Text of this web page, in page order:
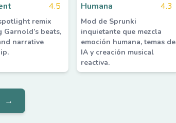
4.5
remix
Garnold’s beats,
narrative
Humana
4.3
Mod de Sprunki
inquietante que mezcla
emoción humana, temas de
IA y creación musical
reactiva.
→